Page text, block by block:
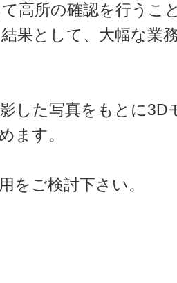
高所の確認を行うこ
果として、大幅な業
した写真をもとに3D
ます。
をご検討下さい。